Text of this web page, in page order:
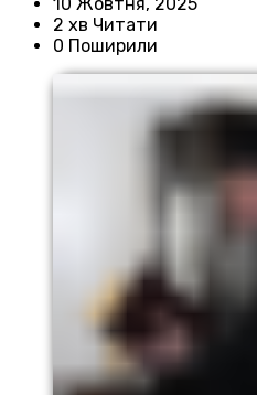
2 хв Читати
0 Поширили